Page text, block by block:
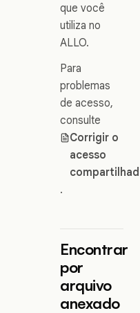
que você
utiliza no
ALLO.
Para
problemas
de acesso,
consulte
Corrigir o
acesso
.
Encontrar
por
arquivo
anexado